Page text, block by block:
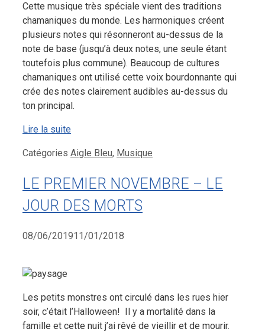
Cette musique très spéciale vient des traditions
chamaniques du monde. Les harmoniques créent
plusieurs notes qui résonneront au-dessus de la
note de base (jusqu’à deux notes, une seule étant
toutefois plus commune). Beaucoup de cultures
chamaniques ont utilisé cette voix bourdonnante qui
crée des notes clairement audibles au-dessus du
ton principal.
Lire la suite
Catégories Aigle Bleu, Musique
LE PREMIER NOVEMBRE – LE
JOUR DES MORTS
08/06/201911/01/2018
Les petits monstres ont circulé dans les rues hier
soir, c’était l’Halloween! Il y a mortalité dans la
famille et cette nuit j’ai rêvé de vieillir et de mourir.